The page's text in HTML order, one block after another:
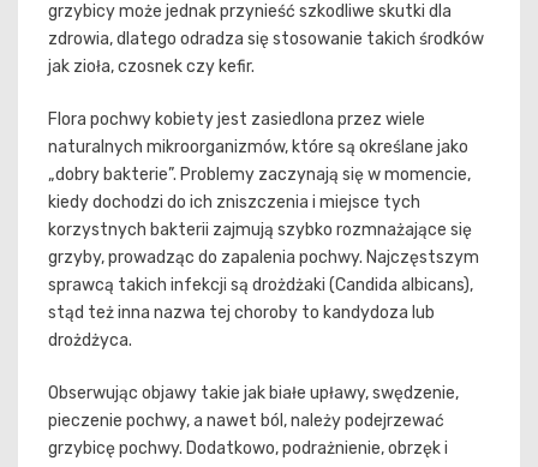
grzybicy może jednak przynieść szkodliwe skutki dla
zdrowia, dlatego odradza się stosowanie takich środków
jak zioła, czosnek czy kefir.
Flora pochwy kobiety jest zasiedlona przez wiele
naturalnych mikroorganizmów, które są określane jako
„dobry bakterie”. Problemy zaczynają się w momencie,
kiedy dochodzi do ich zniszczenia i miejsce tych
korzystnych bakterii zajmują szybko rozmnażające się
grzyby, prowadząc do zapalenia pochwy. Najczęstszym
sprawcą takich infekcji są drożdżaki (Candida albicans),
stąd też inna nazwa tej choroby to kandydoza lub
drożdżyca.
Obserwując objawy takie jak białe upławy, swędzenie,
pieczenie pochwy, a nawet ból, należy podejrzewać
grzybicę pochwy. Dodatkowo, podrażnienie, obrzęk i